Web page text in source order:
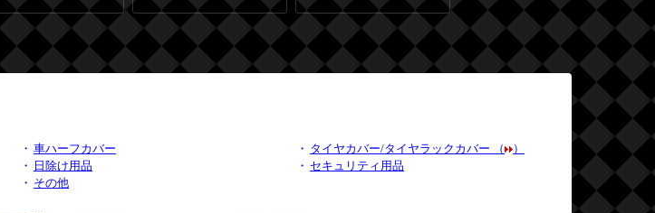
・ 車ハーフカバー ・ タイヤカバー/タイヤラックカバー （
）
・ 日除け用品 ・ セキュリティ用品
・ その他